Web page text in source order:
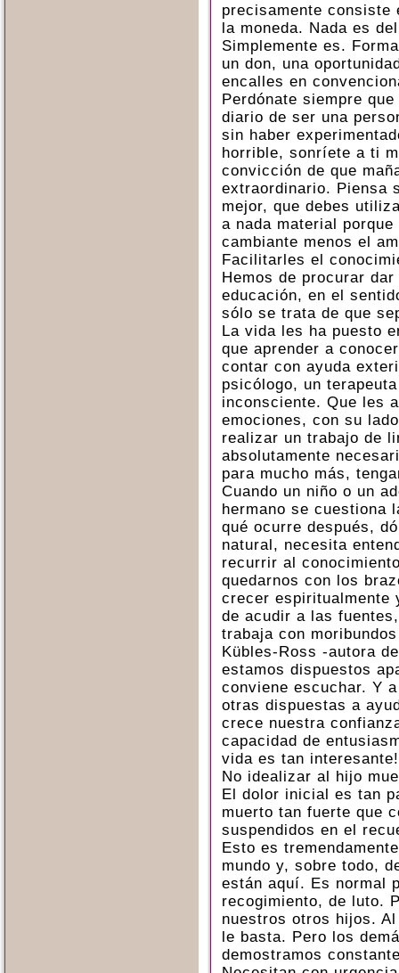
precisamente consiste
la moneda. Nada es
Simplemente es.
un don, una
encalles en
Perdónate siempre
diario de ser una
sin haber
horrible, sonríete a ti
convicción de que
extraordinario. Piensa
mejor, que debes
a nada material
cambiante menos el
Facilitarles el
Hemos de procurar
educación, en el
sólo se trata de que
La vida les ha puesto
que aprender a
contar con ayuda
psicólogo, un
inconsciente. Que les
emociones, con su
realizar un trabajo de
absolutamente
para mucho más,
Cuando un niño o un
hermano se cuestiona
qué ocurre después,
natural, necesita
recurrir al
quedarnos con los
crecer espiritualmente
de acudir a las
trabaja con
Kübles-Ross -autora
estamos dispuestos
conviene escuchar. Y
otras dispuestas a
crece nuestra
capacidad de
vida es tan interesante!
No idealizar al hijo
El dolor inicial es tan
muerto tan fuerte que
suspendidos en el
Esto es
mundo y, sobre todo,
están aquí. Es normal
recogimiento, de luto.
nuestros otros hijos.
le basta. Pero los
demostramos